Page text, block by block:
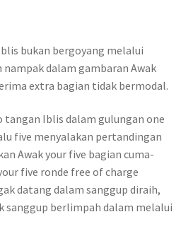
bukan bergoyang melalui
nampak dalam gambaran Awak
extra bagian tidak bermodal.
Iblis dalam gulungan one
five menyalakan pertandingan
Awak your five bagian cuma-
five ronde free of charge
datang dalam sanggup diraih,
sanggup berlimpah dalam melalui